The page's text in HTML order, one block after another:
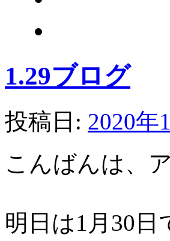
1.29ブログ
投稿日: 2020年
こんばんは、
明日は1月30日